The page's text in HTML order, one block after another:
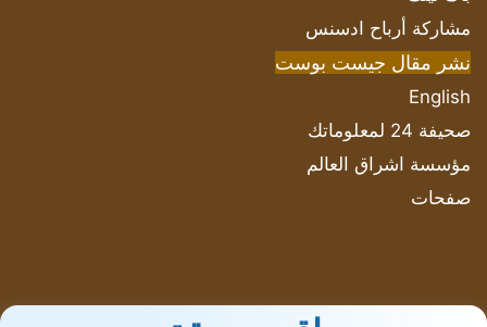
مشاركة أرباح ادسنس
نشر مقال جيست بوست
English
صحيفة 24 لمعلوماتك
مؤسسة اشراق العالم
صفحات